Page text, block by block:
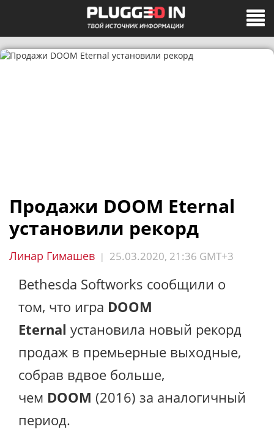
Продажи DOOM Eternal
установили рекорд
Линар Гимашев | 25.03.2020, 21:36 GMT+3
Bethesda Softworks сообщили о
том, что игра DOOM
Eternal установила новый рекорд
продаж в премьерные выходные,
собрав вдвое больше,
чем DOOM (2016) за аналогичный
период.